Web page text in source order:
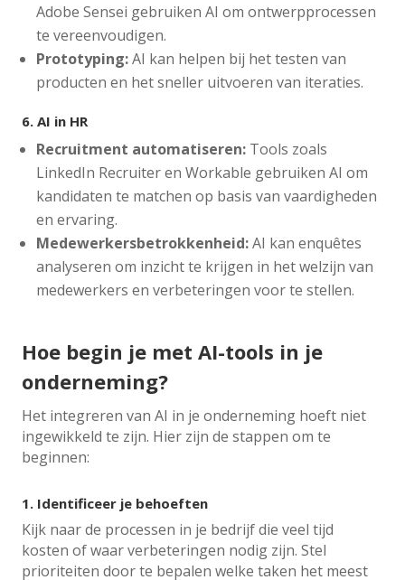
Adobe Sensei gebruiken AI om ontwerpprocessen
te vereenvoudigen.
Prototyping:AI kan helpen bij het testen van
producten en het sneller uitvoeren van iteraties.
6.AI in HR
Recruitment automatiseren: Tools zoals
LinkedIn Recruiter en Workable gebruiken AI om
kandidaten te matchen op basis van vaardigheden
en ervaring.
Medewerkersbetrokkenheid:AI kan enquêtes
analyseren om inzicht te krijgen in het welzijn van
medewerkers en verbeteringen voor te stellen.
Hoe begin je met AI-tools in je
onderneming?
Het integreren van AI in je onderneming hoeft niet
ingewikkeld te zijn. Hier zijn de stappen om te
beginnen:
1. Identificeer je behoeften
Kijk naar de processen in je bedrijf die veel tijd
kosten of waar verbeteringen nodig zijn. Stel
prioriteiten door te bepalen welke taken het meest